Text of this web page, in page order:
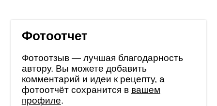
Фотоотчет
Фотоотзыв — лучшая благодарность
автору. Вы можете добавить
комментарий и идеи к рецепту, а
фотоотчёт сохранится в вашем
профиле.